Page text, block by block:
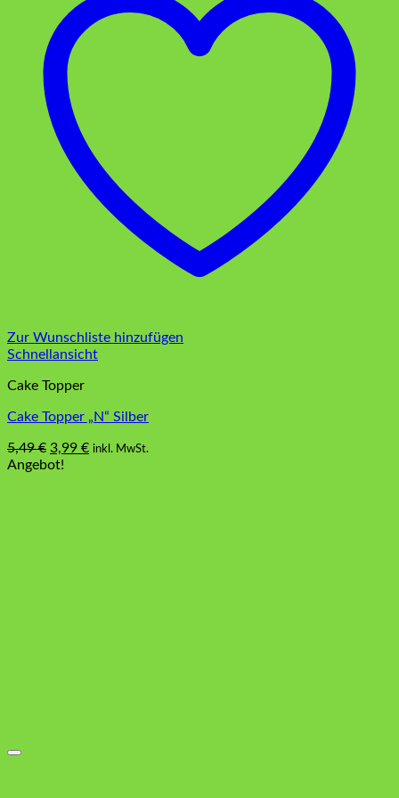
Zur Wunschliste hinzufügen
Schnellansicht
Cake Topper
Cake Topper „N“ Silber
5,49€ Ursprünglicher
Preis
3,99 €Aktueller
inkl. MwSt.
Angebot!